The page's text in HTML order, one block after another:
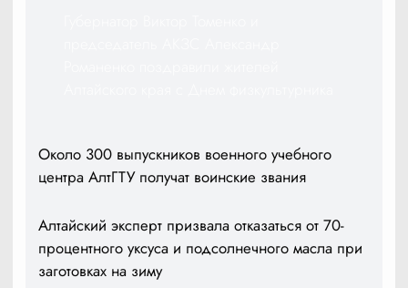
Около 300 выпускников военного учебного
центра АлтГТУ получат воинские звания
Алтайский эксперт призвала отказаться от 70-
процентного уксуса и подсолнечного масла при
заготовках на зиму